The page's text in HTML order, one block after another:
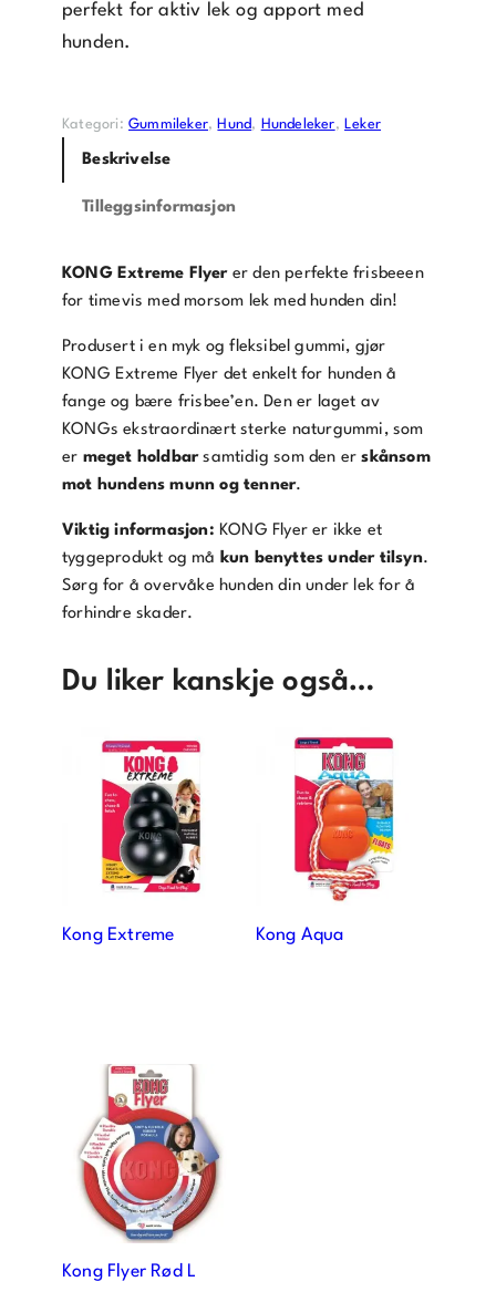
perfekt for aktiv lek og apport med
hunden.
Kategori:Gummileker, Hund, Hundeleker, Leker
Beskrivelse
Tilleggsinformasjon
KONG Extreme Flyerer den perfekte frisbeeen
for timevis med morsom lek med hunden din!
Produsert i en myk og fleksibel gummi, gjør
KONG Extreme Flyer det enkelt for hunden å
fange og bære frisbee’en. Den er laget av
KONGs ekstraordinært sterke naturgummi, som
er meget holdbarsamtidig som den erskånsom
mot hundens munn og tenner.
Viktig informasjon: KONG Flyer er ikke et
tyggeprodukt og må kun benyttes under tilsyn.
Sørg for å overvåke hunden din under lek for å
forhindre skader.
Du liker kanskje også…
Kong Extreme Kong Aqua
Kong Flyer Rød L